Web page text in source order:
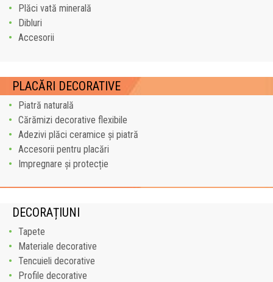
Plăci vată minerală
Dibluri
Accesorii
PLACĂRI DECORATIVE
Piatră naturală
Cărămizi decorative flexibile
Adezivi plăci ceramice și piatră
Accesorii pentru placări
Impregnare și protecție
DECORAȚIUNI
Tapete
Materiale decorative
Tencuieli decorative
Profile decorative